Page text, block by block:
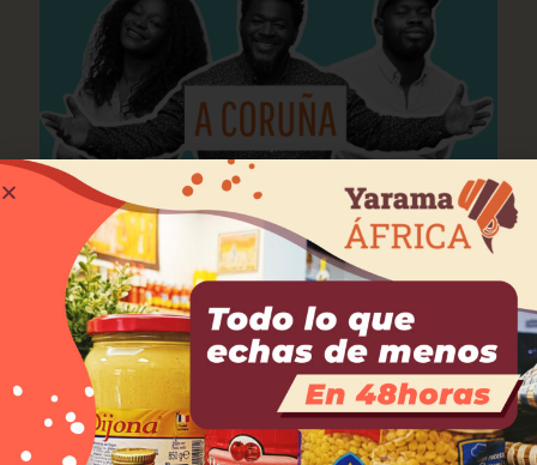
septiembre 25, 2025
«No Hay Negros en el Tíbet» en A Coruña
Leer más